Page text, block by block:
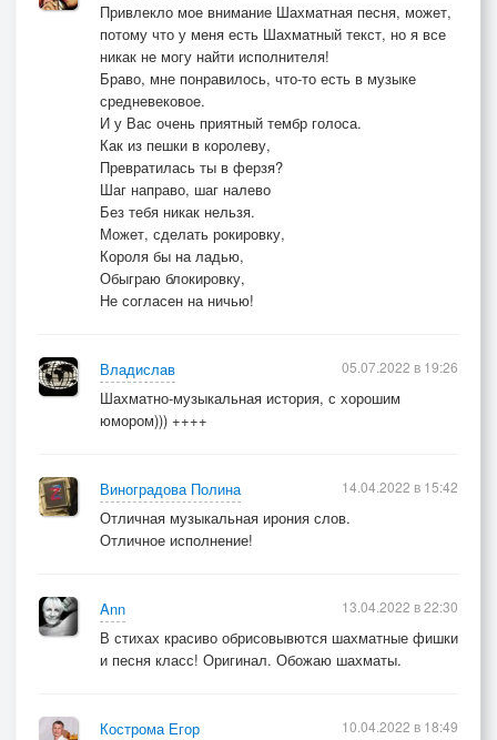
Привлекло мое внимание Шахматная песня, может,
потому что у меня есть Шахматный текст, но я все
никак не могу найти исполнителя!
Браво, мне понравилось, что-то есть в музыке
средневековое.
И у Вас очень приятный тембр голоса.
Как из пешки в королеву,
Превратилась ты в ферзя?
Шаг направо, шаг налево
Без тебя никак нельзя.
Может, сделать рокировку,
Короля бы на ладью,
Обыграю блокировку,
Не согласен на ничью!
Владислав
Шахматно-музыкальная история, с хорошим
юмором))) ++++
05.07.2022 в 19:26
Виноградова Полина
Отличная музыкальная ирония слов.
Отличное исполнение!
14.04.2022 в 15:42
Ann
В стихах красиво обрисовывются шахматные фишки
и песня класс! Оригинал. Обожаю шахматы.
13.04.2022 в 22:30
Кострома Егор 10.04.2022 в 18:49